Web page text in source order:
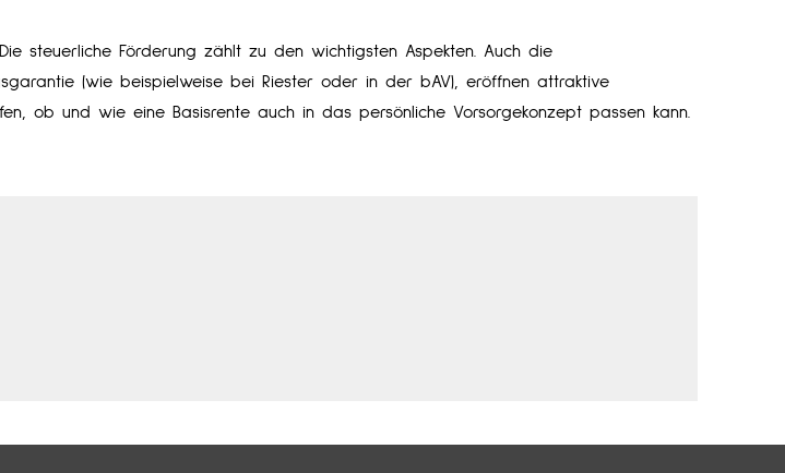
steuerliche Förderung zählt zu den wichtigsten Aspekten. Auch die
(wie beispielweise bei Riester oder in der bAV), eröffnen attraktive
ob und wie eine Basisrente auch in das persönliche Vorsorgekonzept passen kann.